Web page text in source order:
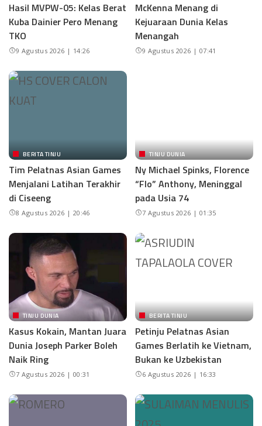
Hasil MVPW-05: Kelas Berat
Kuba Dainier Pero Menang
TKO
9 Agustus 2026 | 14:26
McKenna Menang di
Kejuaraan Dunia Kelas
Menangah
9 Agustus 2026 | 07:41
BERITA TINJU
Tim Pelatnas Asian Games
Menjalani Latihan Terakhir
di Ciseeng
8 Agustus 2026 | 20:46
TINJU DUNIA
Ny Michael Spinks, Florence
“Flo” Anthony, Meninggal
pada Usia 74
7 Agustus 2026 | 01:35
TINJU DUNIA
Kasus Kokain, Mantan Juara
Dunia Joseph Parker Boleh
Naik Ring
7 Agustus 2026 | 00:31
BERITA TINJU
Petinju Pelatnas Asian
Games Berlatih ke Vietnam,
Bukan ke Uzbekistan
6 Agustus 2026 | 16:33